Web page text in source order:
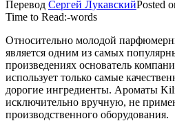
Перевод Сергей ЛукавскийPosted
Time to Read:-words
Относительно молодой
является одним из самых
произведениях основатель
использует только самые
дорогие ингредиенты. Ароматы
исключительно вручную, не
производственного оборудования.